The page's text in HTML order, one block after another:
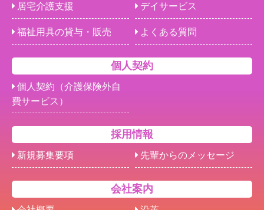
居宅介護支援 デイサービス
福祉用具の貸与・販売 よくある質問
個人契約
個人契約（介護保険外自
費サービス）
採用情報
新規募集要項 先輩からのメッセージ
会社案内